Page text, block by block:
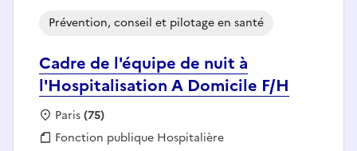
Cadre de l'équipe de nuit à
l'Hospitalisation A Domicile F/H
Prévention, conseil et pilotage en santé
Localisation :
Paris(75)
Fonction publique :
Fonction publique Hospitalière